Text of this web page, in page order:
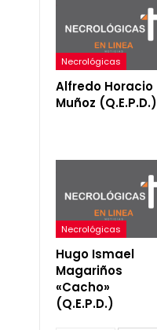
Necrológicas
Alfredo Horacio
Muñoz (Q.E.P.D.)
Necrológicas
Hugo Ismael
Magariños
«Cacho»
(Q.E.P.D.)